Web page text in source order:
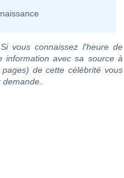
vous connaissez l'heure de
information avec sa source à
de cette célébrité vous